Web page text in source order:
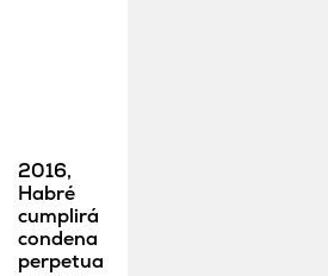
2016,
Habré
cumplirá
condena
perpetua